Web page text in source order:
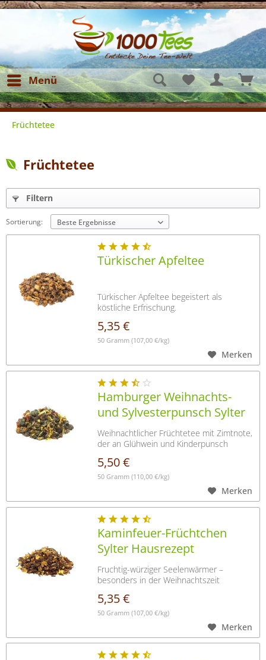
Menü
Früchtetee
Früchtetee
Filtern
Sortierung:
Türkischer Apfeltee
Türkischer Apfeltee begeistert als
köstliche Erfrischung.
5,35 €
50 Gramm (107,00 €/kg)
Merken
Hamburger Weihnachts-
und Sylvesterpunsch Sylter
Hausrezept
Weihnachtlicher Früchtetee mit Zimtnote,
der an Glühwein und Kinderpunsch
5,50 €
50 Gramm (110,00 €/kg)
Merken
Kaminfeuer-Früchtchen
Sylter Hausrezept
Fruchtig-würziger Seelenwärmer –
besonders in der Weihnachtszeit
5,35 €
50 Gramm (107,00 €/kg)
Merken